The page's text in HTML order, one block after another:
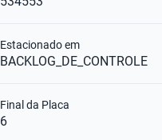
BACKLOG_DE_CONTROLE
Estacionado em
6
Final da Placa